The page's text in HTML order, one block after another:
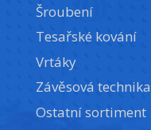
Šroubení
Tesařské kování
Vrtáky
Závěsová technika
Ostatní sortiment